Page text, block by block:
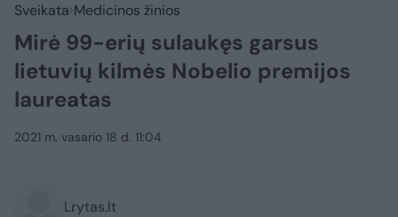
Sveikata Medicinos žinios
Mirė 99-erių sulaukęs garsus
lietuvių kilmės Nobelio premijos
laureatas
2021 m. vasario 18 d. 11:04
Lrytas.lt